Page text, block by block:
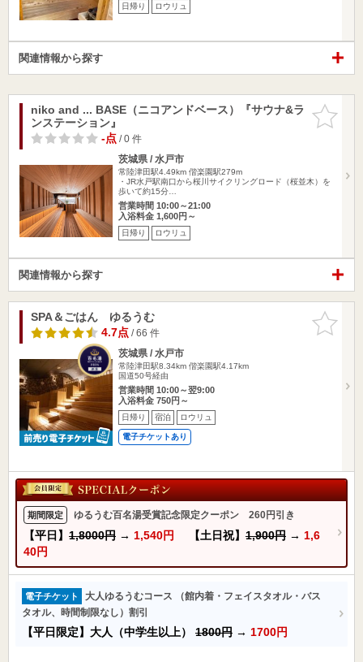
日帰り ロウリュ
関連情報から探す
お気に入
りに追加
niko and ... BASE（ニコアンドベース）『サウナ&ラ
ンステーション』
-点/ 0 件
茨城県 / 水戸市
常陸津田駅4.49km 偕楽園駅279m
・JR水戸駅南口から桜川サイクリングロード（桜並木）を
歩いて約15分…
営業時間 10:00～21:00
入浴料金 1,600円～
日帰り ロウリュ
関連情報から探す
お気に入
りに追加
SPA＆ごはん ゆるうむ
4.7点/ 66 件
茨城県 / 水戸市
常陸津田駅8.34km 偕楽園駅4.17km
国道50号経由
営業時間 10:00～翌9:00
入浴料金 750円～
日帰り 宿泊 ロウリュ
電子チケットあり
期間限定 ゆるうむ百名湯受賞記念限定クーポン 260円引き
【平日】 1,8000円 → 1,540円 【土日祝】 1,900円 → 1,6
40円
電子チケット
大人ゆるうむコース （館内着・フェイスタオル・バス
タオル、時間制限なし）割引
【平日限定】大人（中学生以上） 1800円 → 1700円